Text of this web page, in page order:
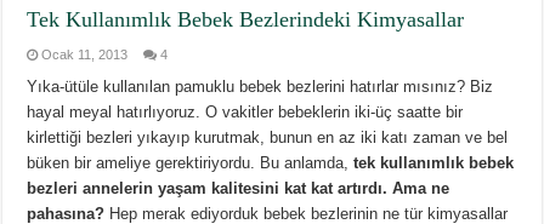
Tek Kullanımlık Bebek Bezlerindeki Kimyasallar
Ocak 11, 2013 4
Yıka-ütüle kullanılan pamuklu bebek bezlerini hatırlar mısınız? Biz
hayal meyal hatırlıyoruz. O vakitler bebeklerin iki-üç saatte bir
kirlettiği bezleri yıkayıp kurutmak, bunun en az iki katı zaman ve bel
büken bir ameliye gerektiriyordu. Bu anlamda, tek kullanımlık bebek
bezleri annelerin yaşam kalitesini kat kat artırdı. Ama ne
pahasına? Hep merak ediyorduk bebek bezlerinin ne tür kimyasallar